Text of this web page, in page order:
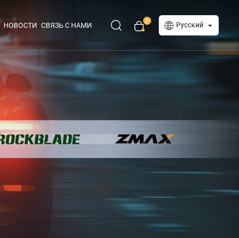
НОВОСТИ СВЯЗЬ С НАМИ 0 Русский